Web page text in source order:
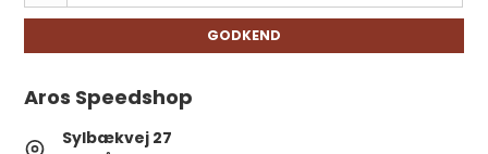
GODKEND
Aros Speedshop
Sylbækvej 27